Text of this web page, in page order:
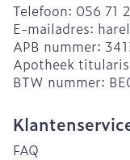
Telefoon: 056 71
E-mailadres:
APB nummer:
Apotheek
BTW nummer:
FAQ